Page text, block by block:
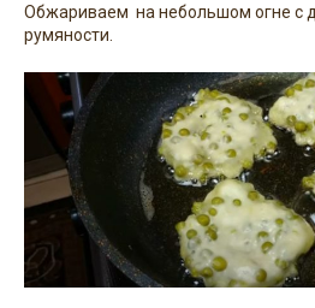
Обжариваем на небольшом огне с
румяности.